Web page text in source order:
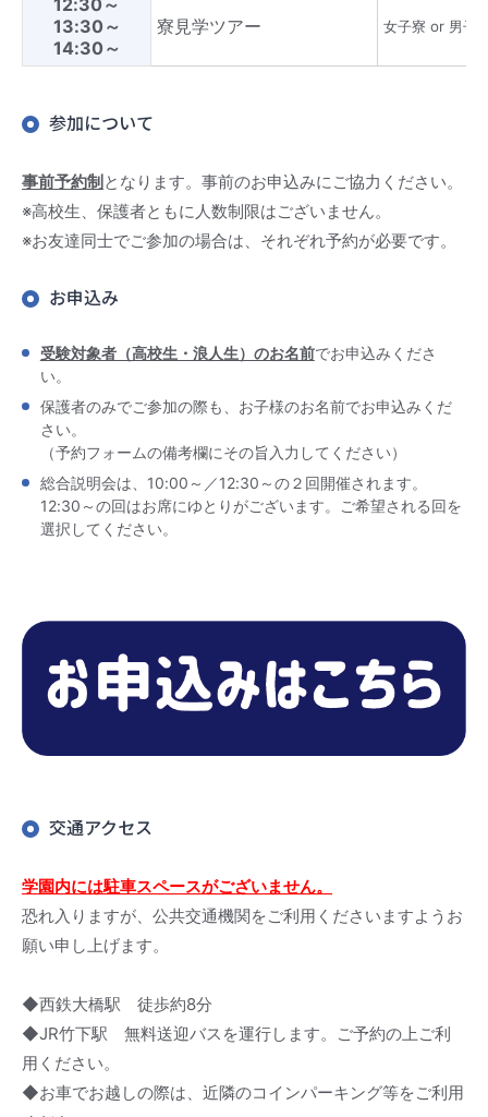
12:30～
13:30～
14:30～
寮見学ツアー 女子寮 or 男子
参加について
事前予約制となります。事前のお申込みにご協力ください。
※高校生、保護者ともに人数制限はございません。
※お友達同士でご参加の場合は、それぞれ予約が必要です。
お申込み
受験対象者（高校生・浪人生）のお名前でお申込みくださ
い。
保護者のみでご参加の際も、お子様のお名前でお申込みくだ
さい。
（予約フォームの備考欄にその旨入力してください）
総合説明会は、10:00～／12:30～の２回開催されます。
12:30～の回はお席にゆとりがございます。ご希望される回を
選択してください。
交通アクセス
学園内には駐車スペースがございません。
恐れ入りますが、公共交通機関をご利用くださいますようお
願い申し上げます。
◆西鉄大橋駅 徒歩約8分
◆JR竹下駅 無料送迎バスを運行します。ご予約の上ご利
用ください。
◆お車でお越しの際は、近隣のコインパーキング等をご利用